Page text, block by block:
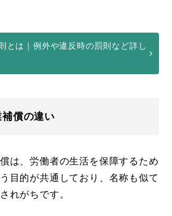
とは｜例外や違反時の罰則など詳し
償の違い
は、労働者の生活を保障するため
目的が共通しており、名称も似て
れがちです。